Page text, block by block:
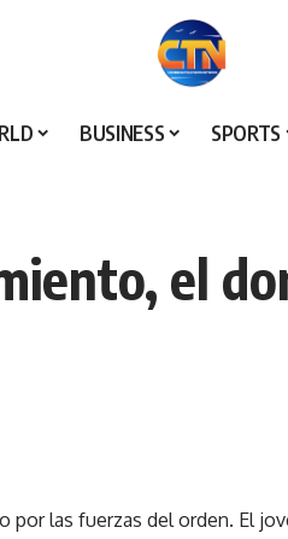
BUSINESS SPORTS
el
por las fuerzas del orden. El